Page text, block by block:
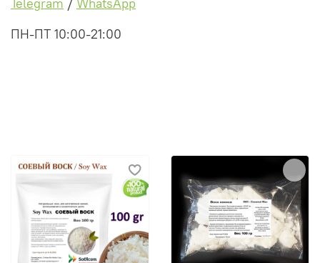
Telegram / WhatsApp
ПН-ПТ 10:00-21:00